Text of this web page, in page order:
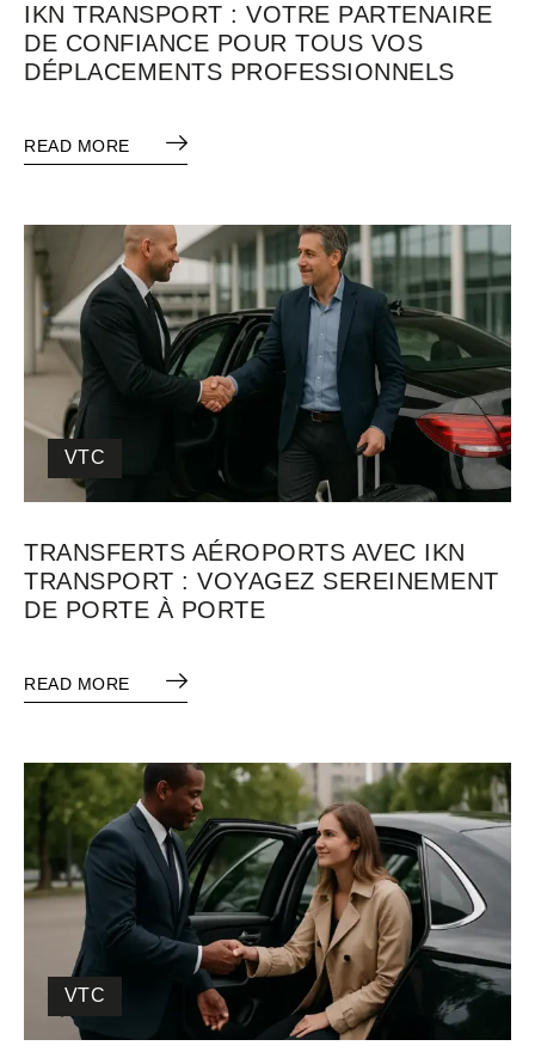
IKN TRANSPORT : VOTRE PARTENAIRE
DE CONFIANCE POUR TOUS VOS
DÉPLACEMENTS PROFESSIONNELS
READ MORE
VTC
TRANSFERTS AÉROPORTS AVEC IKN
TRANSPORT : VOYAGEZ SEREINEMENT
DE PORTE À PORTE
READ MORE
VTC